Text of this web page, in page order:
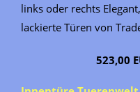
links oder rechts
lackierte Türen von
523,00